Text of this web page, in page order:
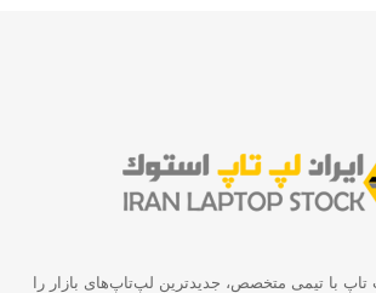
تاپ با تیمی متخصص، جدیدترین لپ‌تاپ‌های بازار را